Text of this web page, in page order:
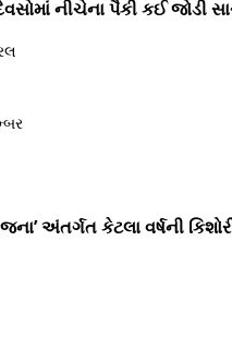
નીચેના પૈકી કઈ જોડી
અંતર્ગત કેટલા વર્ષની